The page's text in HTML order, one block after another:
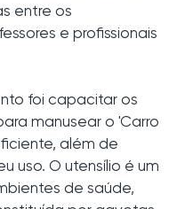
entre os
e profissionais
foi capacitar os
manusear o 'Carro
além de
uso. O utensílio é um
de saúde,